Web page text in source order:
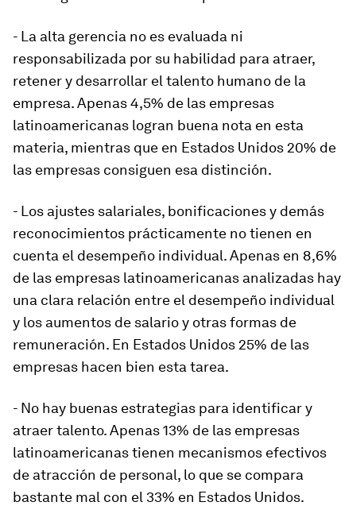
- La alta gerencia no es evaluada ni
responsabilizada por su habilidad para atraer,
retener y desarrollar el talento humano de la
empresa. Apenas 4,5% de las empresas
latinoamericanas logran buena nota en esta
materia, mientras que en Estados Unidos 20% de
las empresas consiguen esa distinción.
- Los ajustes salariales, bonificaciones y demás
reconocimientos prácticamente no tienen en
cuenta el desempeño individual. Apenas en 8,6%
de las empresas latinoamericanas analizadas hay
una clara relación entre el desempeño individual
y los aumentos de salario y otras formas de
remuneración. En Estados Unidos 25% de las
empresas hacen bien esta tarea.
- No hay buenas estrategias para identificar y
atraer talento. Apenas 13% de las empresas
latinoamericanas tienen mecanismos efectivos
de atracción de personal, lo que se compara
bastante mal con el 33% en Estados Unidos.